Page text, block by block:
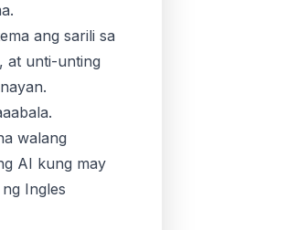
ang sarili sa
at unti-unting
walang
AI kung may
Ingles